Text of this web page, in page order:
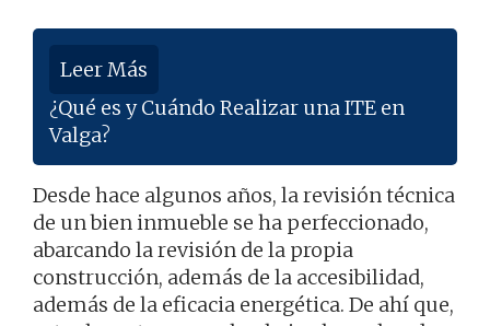
Leer Más
¿Qué es y Cuándo Realizar una ITE en
Valga?
Desde hace algunos años, la revisión técnica
de un bien inmueble se ha perfeccionado,
abarcando la revisión de la propia
construcción, además de la accesibilidad,
además de la eficacia energética. De ahí que,